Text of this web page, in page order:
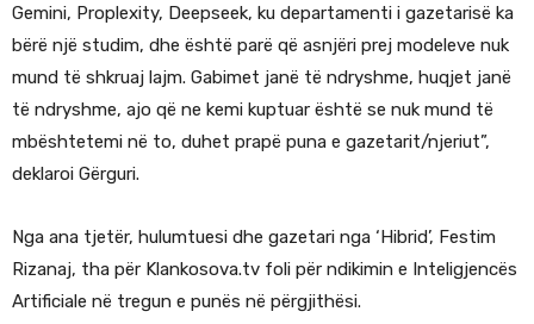
Gemini, Proplexity, Deepseek, ku departamenti i gazetarisë ka
bërë një studim, dhe është parë që asnjëri prej modeleve nuk
mund të shkruaj lajm. Gabimet janë të ndryshme, huqjet janë
të ndryshme, ajo që ne kemi kuptuar është se nuk mund të
mbështetemi në to, duhet prapë puna e gazetarit/njeriut”,
deklaroi Gërguri.
Nga ana tjetër, hulumtuesi dhe gazetari nga ‘Hibrid’, Festim
Rizanaj, tha për Klankosova.tv foli për ndikimin e Inteligjencës
Artificiale në tregun e punës në përgjithësi.